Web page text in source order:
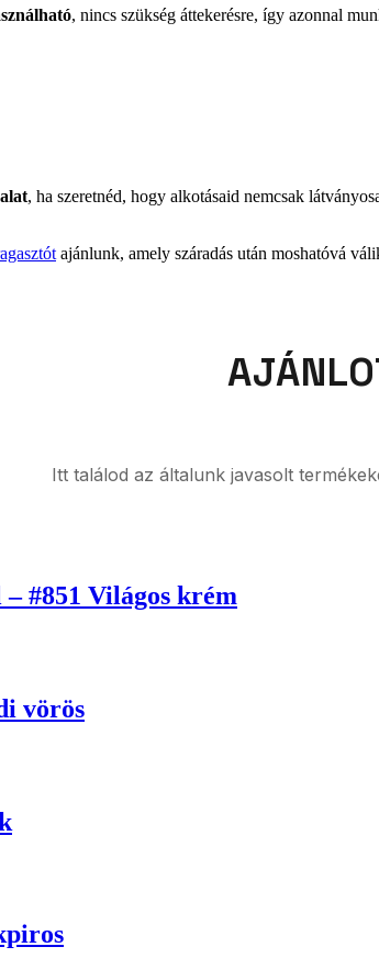
, nincs szükség áttekerésre, így azonnal
, ha szeretnéd, hogy alkotásaid nemcsak
ajánlunk, amely száradás után moshatóvá
Itt találod az általunk javasolt
#851 Világos krém
vörös